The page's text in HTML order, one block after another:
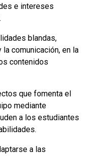
e intereses
blandas,
comunicación, en la
contenidos
que fomenta el
mediante
a los estudiantes
a las